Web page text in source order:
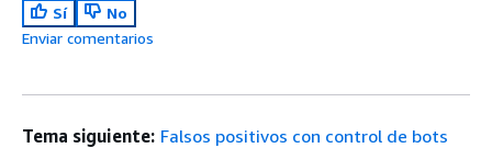
Sí
No
Enviar comentarios
Tema siguiente: Falsos positivos con control de bots